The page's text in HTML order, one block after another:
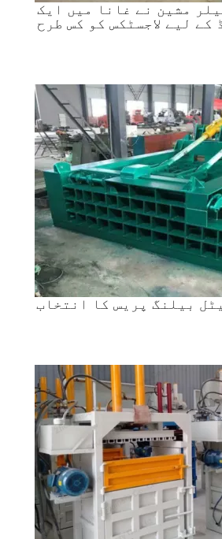
مشین نے غانا میں ایک
کے لیے لاجسٹکس کو کس طرح
بیلنگ پریس کا انتخاب